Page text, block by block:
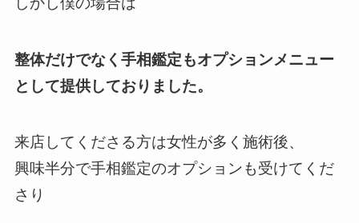
整体だけでなく手相鑑定もオプションメニュー
として提供しておりました。
来店してくださる方は女性が多く施術後、
興味半分で手相鑑定のオプションも受けてくだ
さり